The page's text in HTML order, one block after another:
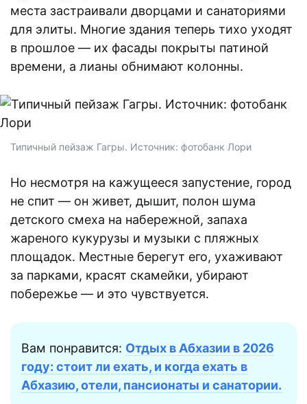
места застраивали дворцами и санаториями
для элиты. Многие здания теперь тихо уходят
в прошлое — их фасады покрыты патиной
времени, а лианы обнимают колонны.
Типичный пейзаж Гагры. Источник: фотобанк Лори
Но несмотря на кажущееся запустение, город
не спит — он живет, дышит, полон шума
детского смеха на набережной, запаха
жареного кукурузы и музыки с пляжных
площадок. Местные берегут его, ухаживают
за парками, красят скамейки, убирают
побережье — и это чувствуется.
Вам понравится: Отдых в Абхазии в 2026
году: стоит ли ехать, и когда ехать в
Абхазию, отели, пансионаты и санатории.